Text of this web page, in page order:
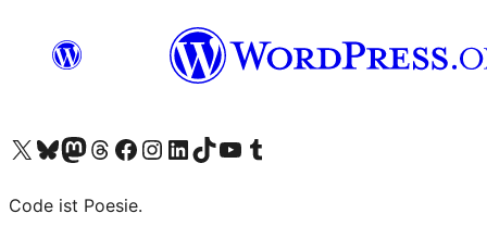
Unser X-Konto (früher Twitter) besuchen
Unser Bluesky-Konto besuchen
Unser Mastodon-Konto besuchen
Unser Threads-Konto besuchen
Unsere Facebook-Seite besuchen
Unser Instagram-Konto besuchen
Unser LinkedIn-Konto besuchen
Unser TikTok-Konto besuchen
Unseren YouTube-Kanal besuchen
Unser Tumblr-Konto besuchen
Code ist Poesie.